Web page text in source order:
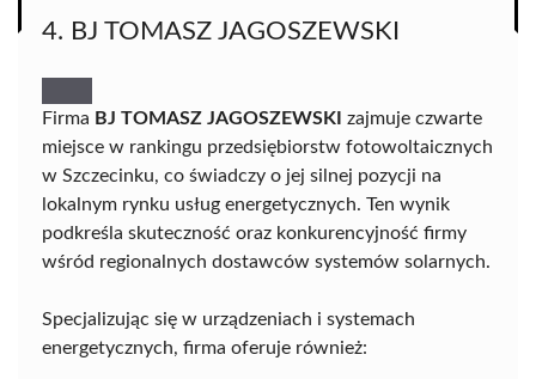
4. BJ TOMASZ JAGOSZEWSKI
Firma BJ TOMASZ JAGOSZEWSKI zajmuje czwarte
miejsce w rankingu przedsiębiorstw fotowoltaicznych
w Szczecinku, co świadczy o jej silnej pozycji na
lokalnym rynku usług energetycznych. Ten wynik
podkreśla skuteczność oraz konkurencyjność firmy
wśród regionalnych dostawców systemów solarnych.
Specjalizując się w urządzeniach i systemach
energetycznych, firma oferuje również: